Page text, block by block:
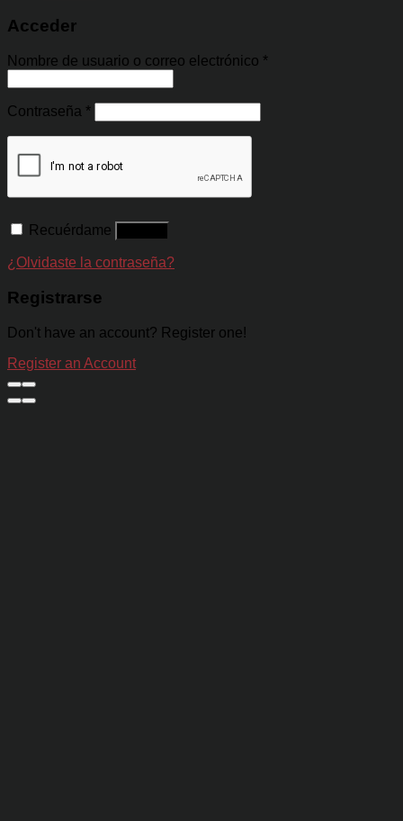
Acceder
Nombre de usuario o correo electrónico *
Contraseña *
Recuérdame
¿Olvidaste la contraseña?
Registrarse
Don't have an account? Register one!
Register an Account